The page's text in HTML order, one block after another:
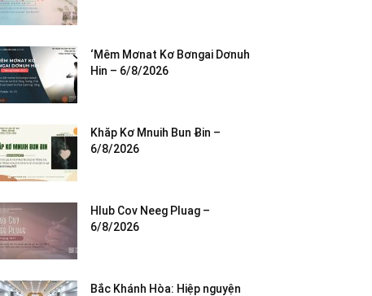
‘Mêm Mơnat Kơ Bơngai Dơnuh
Hin – 6/8/2026
Khăp Kơ Mnuih Bun Ƀin –
6/8/2026
Hlub Cov Neeg Pluag –
6/8/2026
Bắc Khánh Hòa: Hiệp nguyện